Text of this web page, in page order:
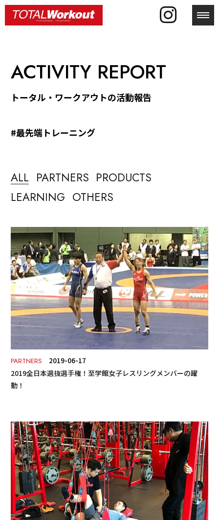
ACTIVITY REPORT
トータル・ワークアウトの活動報告
#最先端トレーニング
ALL PARTNERS PRODUCTS
LEARNING OTHERS
PARTNERS
2019-06-17
2019全日本選抜選手権！至学館女子レスリングメンバーの躍
動！